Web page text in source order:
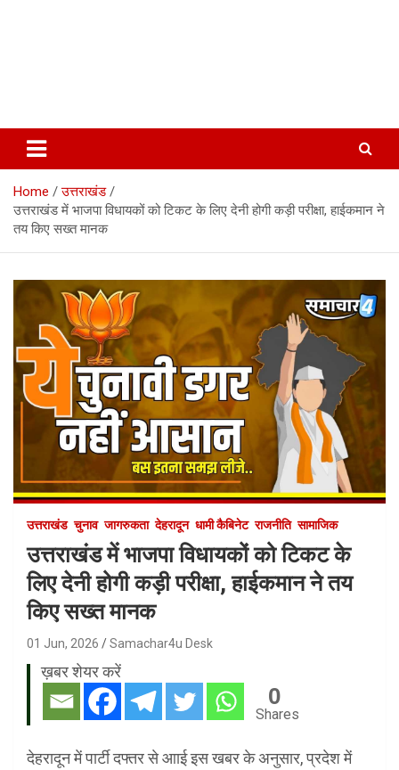
Home
उत्तराखंड
उत्तराखंड में भाजपा विधायकों को टिकट के लिए देनी होगी कड़ी परीक्षा, हाईकमान ने
तय किए सख्त मानक
उत्तराखंड चुनाव जागरुकता देहरादून धामी कैबिनेट राजनीति सामाजिक
उत्तराखंड में भाजपा विधायकों को टिकट के
लिए देनी होगी कड़ी परीक्षा, हाईकमान ने तय
किए सख्त मानक
01 Jun, 2026 Samachar4u Desk
ख़बर शेयर करें
0
Shares
देहरादून में पार्टी दफ्तर से आाई इस खबर के अनुसार, प्रदेश में